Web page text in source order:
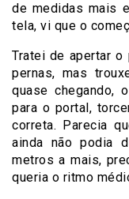
de medidas mais
tela, vi que o
Tratei de apertar
pernas, mas
quase chegando,
para o portal,
correta. Parecia
ainda não podia
metros a mais,
queria o ritmo